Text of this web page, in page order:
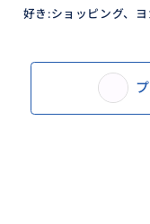
好き:ショッピング、